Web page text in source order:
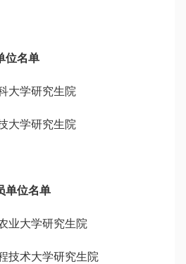
位名单
大学研究生院
大学研究生院
单位名单
业大学研究生院
技术大学研究生院